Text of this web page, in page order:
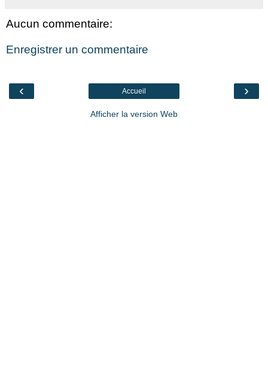
Aucun commentaire:
Enregistrer un commentaire
‹ ›
Accueil
Afficher la version Web